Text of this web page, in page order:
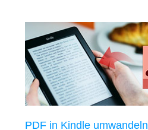
PDF in Kindle umwandeln